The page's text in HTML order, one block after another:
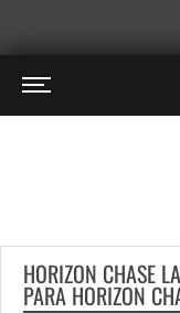
HORIZON CHASE
PARA HORIZON